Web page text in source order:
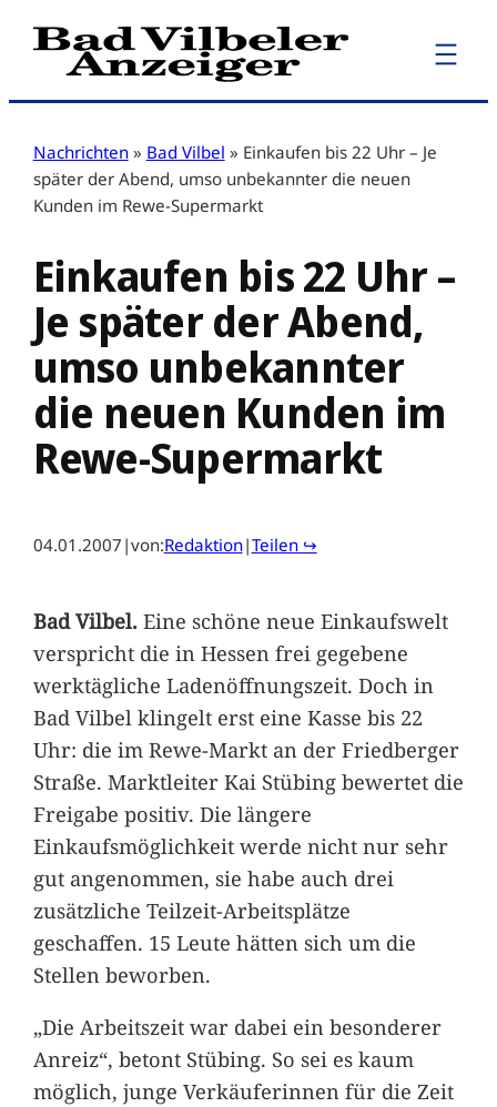
Zum
Inhalt
Nachrichten » Bad Vilbel » Einkaufen bis 22 Uhr – Je
später der Abend, umso unbekannter die neuen
Kunden im Rewe-Supermarkt
Einkaufen bis 22 Uhr –
Je später der Abend,
umso unbekannter
die neuen Kunden im
Rewe-Supermarkt
04.01.2007 |von:Redaktion|Teilen ↪
Bad Vilbel.Eine schöne neue Einkaufswelt
verspricht die in Hessen frei gegebene
werktägliche Ladenöffnungszeit. Doch in
Bad Vilbel klingelt erst eine Kasse bis 22
Uhr: die im Rewe-Markt an der Friedberger
Straße. Marktleiter Kai Stübing bewertet die
Freigabe positiv. Die längere
Einkaufsmöglichkeit werde nicht nur sehr
gut angenommen, sie habe auch drei
zusätzliche Teilzeit-Arbeitsplätze
geschaffen. 15 Leute hätten sich um die
Stellen beworben.
„Die Arbeitszeit war dabei ein besonderer
Anreiz“, betont Stübing. So sei es kaum
möglich, junge Verkäuferinnen für die Zeit